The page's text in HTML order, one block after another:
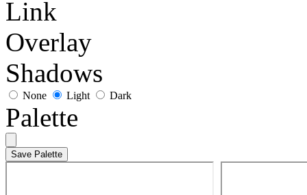
Link
Overlay
Shadows
None Light Dark
Palette
Save Palette